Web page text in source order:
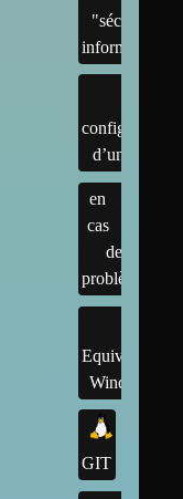
"sécurité"
informatique
configuration
d’un linux
en
cas
de
problème
Equivalents
Windows
GIT